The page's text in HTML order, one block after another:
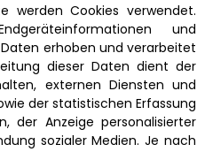
werden Cookies verwendet.
und
erhoben und verarbeitet
dieser Daten dient der
externen Diensten und
der statistischen Erfassung
der Anzeige personalisierter
sozialer Medien. Je nach